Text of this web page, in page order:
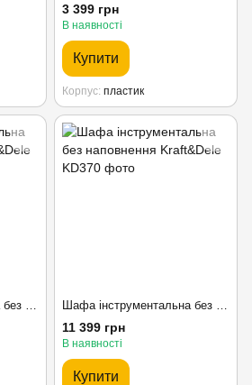
3 399 грн
В наявності
Купити
Корпус пластик
Шафа інструментальна без наповнення Kraft&Dele Шафа інструментальна без наповнення Kraft&Dele
11 399 грн
В наявності
Купити